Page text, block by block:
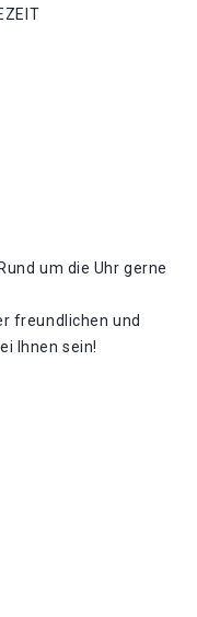
um die Uhr gerne
freundlichen und
Ihnen sein!